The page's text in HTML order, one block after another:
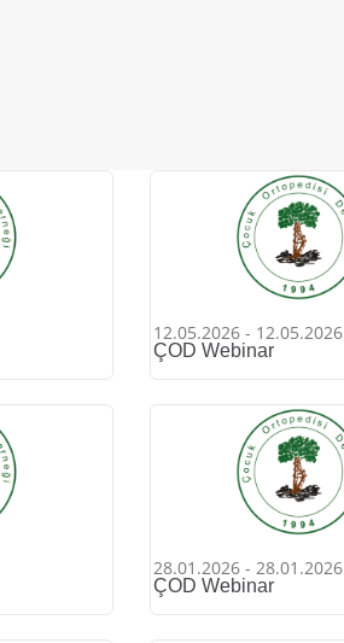
12.05.2026 - 12.05.2026
ÇOD Webinar
28.01.2026 - 28.01.2026
ÇOD Webinar